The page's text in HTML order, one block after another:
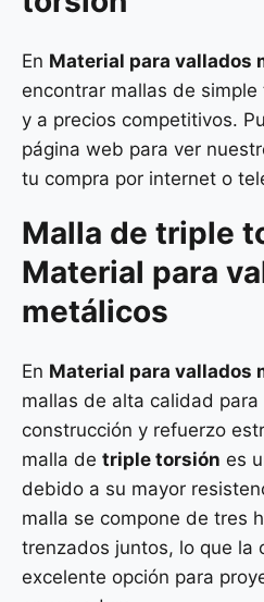
En Material para vallados
encontrar mallas de
y a precios competitivos.
página web para ver
tu compra por internet o
Malla de triple
Material para
metálicos
En Material para vallados
mallas de alta calidad
construcción y refuerzo
malla de triple torsión es
debido a su mayor
malla se compone de tres
trenzados juntos, lo que la
excelente opción para